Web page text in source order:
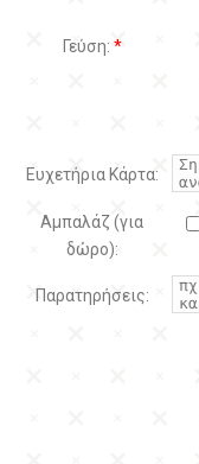
Γεύση: *
Ευχετήρια Κάρτα:
Αμπαλάζ (για
δώρο):
Παρατηρήσεις: